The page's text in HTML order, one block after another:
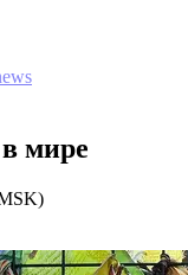
мире